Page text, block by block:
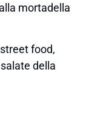
mortadella
food,
della